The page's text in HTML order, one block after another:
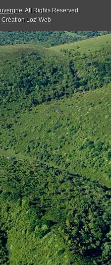
. All Rights Reserved.
Création Loz' Web